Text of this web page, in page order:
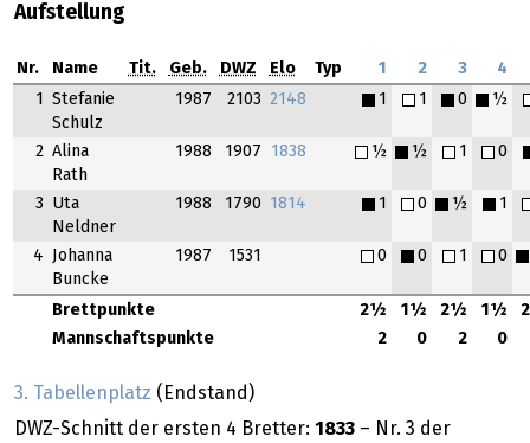
Aufstellung
Nr. Name Tit. Geb. DWZ Elo Typ 1 2 3 4
Brettpunkte 2½ 1½ 2½ 1½
Mannschaftspunkte
2 0 2 0
1
Stefanie
Schulz
1987 2103 2148 1 1 0 ½
2 Alina
Rath
1988 1907 1838 ½ ½ 1 0
3
Uta
Neldner
1988 1790 1814 1 0 ½ 1
4
Johanna
Buncke
1987 1531 0 0 1 0
3. Tabellenplatz (Endstand)
DWZ-Schnitt der ersten 4 Bretter: 1833 – Nr. 3 der